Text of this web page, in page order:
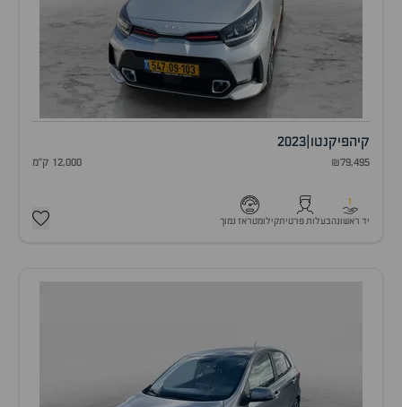
קיהפיקנטו 2023
₪79,495 12,000 ק"מ
1
יד ראשונהבעלות פרטיתקילומטראז נמוך